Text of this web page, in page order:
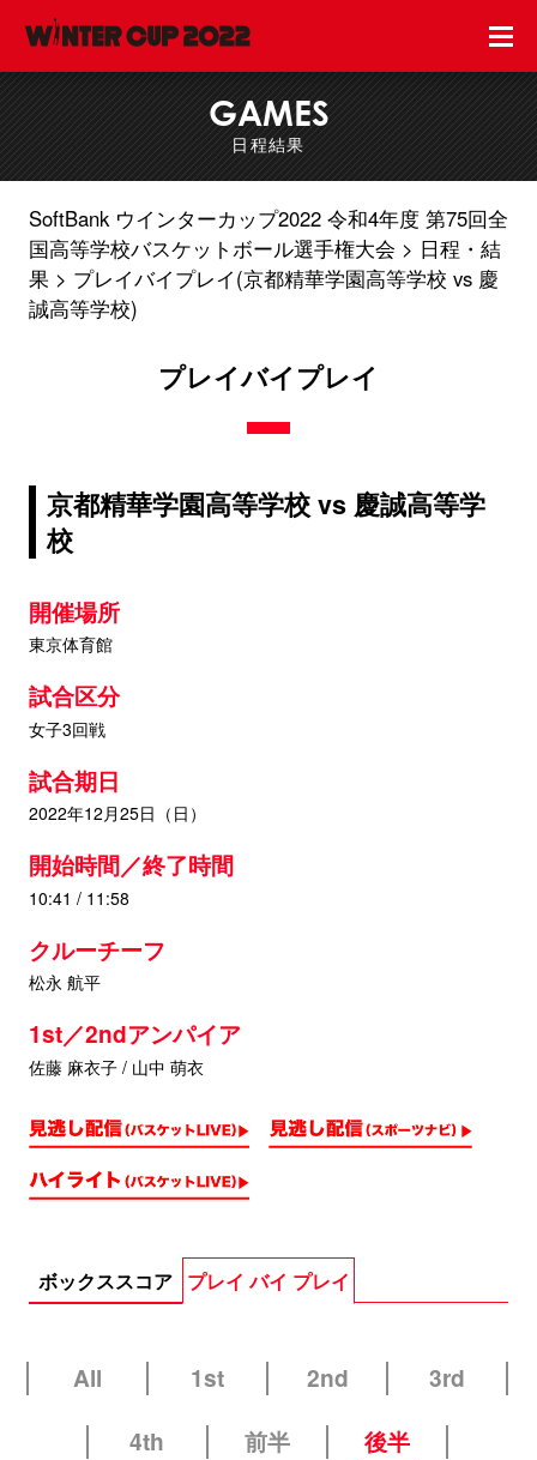
GAMES
日程結果
SoftBank ウインターカップ2022 令和4年度 第75回全
国高等学校バスケットボール選手権大会
日程・結
果
プレイバイプレイ(京都精華学園高等学校 vs 慶
誠高等学校)
プレイバイプレイ
京都精華学園高等学校 vs 慶誠高等学
校
開催場所
東京体育館
試合区分
女子3回戦
試合期日
2022年12月25日（日）
開始時間／終了時間
10:41 / 11:58
クルーチーフ
松永 航平
1st／2ndアンパイア
佐藤 麻衣子 / 山中 萌衣
ボックススコア プレイ バイ プレイ
All 1st 2nd
3rd
4th
前半 後半